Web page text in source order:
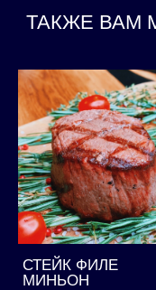
ТАКЖЕ ВАМ
СТЕЙК ФИЛЕ
МИНЬОН